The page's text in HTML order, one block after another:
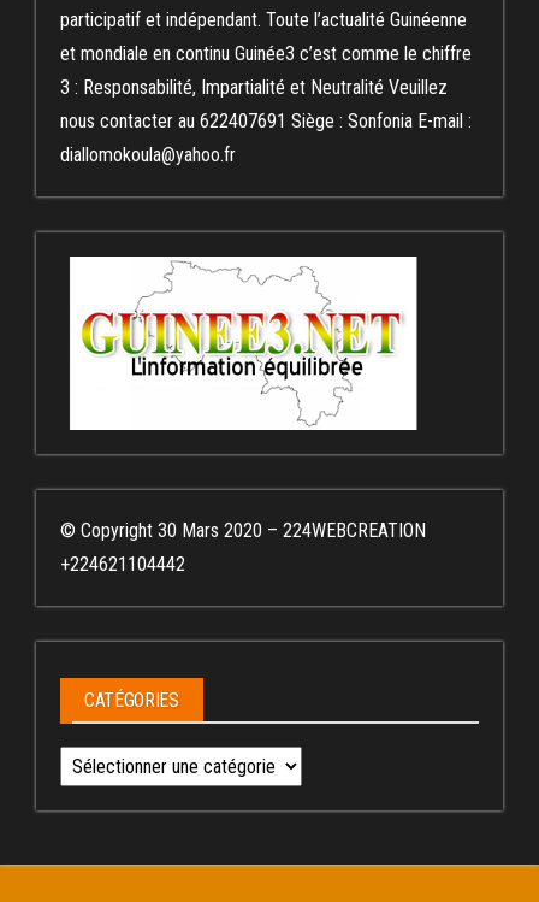
participatif et indépendant. Toute l’actualité Guinéenne
et mondiale en continu Guinée3 c’est comme le chiffre
3 : Responsabilité, Impartialité et Neutralité Veuillez
nous contacter au 622407691 Siège : Sonfonia E-mail :
diallomokoula@yahoo.fr
© Copyright 30 Mars 2020 – 224WEBCREATION
+224621104442
CATÉGORIES
Catégories